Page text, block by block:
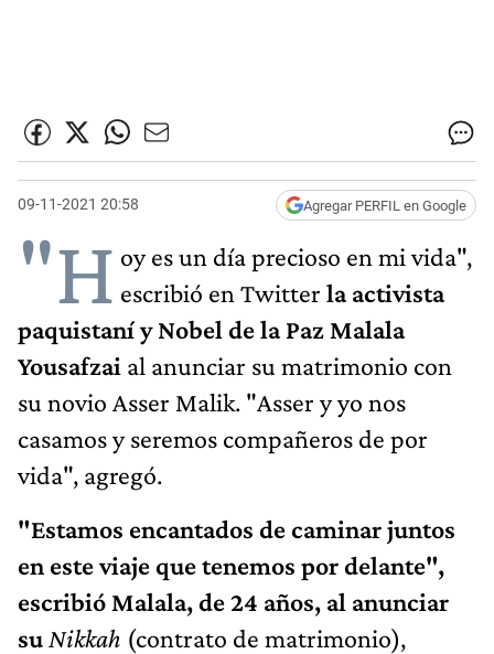
09-11-2021 20:58 Agregar PERFIL en Google
"H oy es un día precioso en mi vida",
escribió en Twitter la activista
paquistaní y Nobel de la Paz Malala
Yousafzai al anunciar su matrimonio con
su novio Asser Malik. "Asser y yo nos
casamos y seremos compañeros de por
vida", agregó.
"Estamos encantados de caminar juntos
en este viaje que tenemos por delante",
escribió Malala, de 24 años, al anunciar
su Nikkah (contrato de matrimonio),